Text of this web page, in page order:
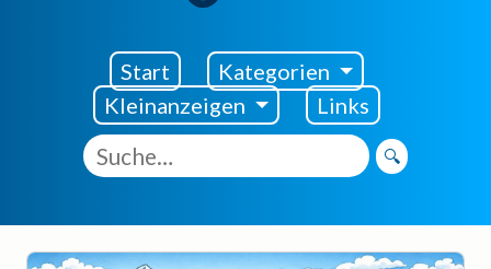
Start
Kategorien
Kleinanzeigen
Links
🔍